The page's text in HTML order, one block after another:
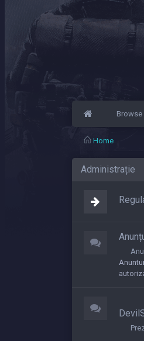
Browse
Home
Administrație